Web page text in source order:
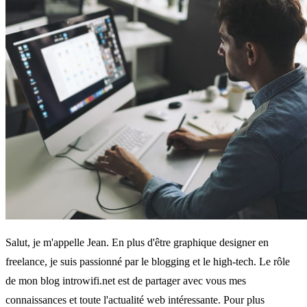
Salut, je m'appelle Jean. En plus d'être graphique designer en
freelance, je suis passionné par le blogging et le high-tech. Le rôle
de mon blog introwifi.net est de partager avec vous mes
connaissances et toute l'actualité web intéressante. Pour plus